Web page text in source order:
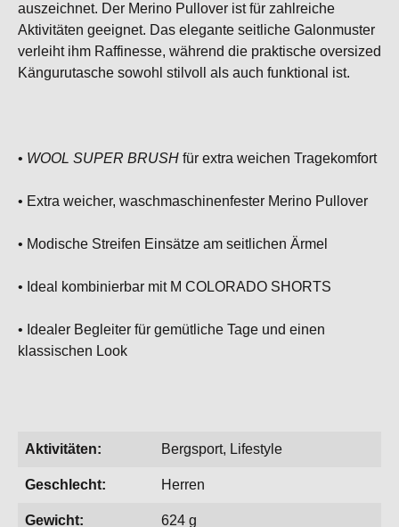
auszeichnet. Der Merino Pullover ist für zahlreiche
Aktivitäten geeignet. Das elegante seitliche Galonmuster
verleiht ihm Raffinesse, während die praktische oversized
Kängurutasche sowohl stilvoll als auch funktional ist.
• WOOL SUPER BRUSH für extra weichen Tragekomfort
• Extra weicher, waschmaschinenfester Merino Pullover
• Modische Streifen Einsätze am seitlichen Ärmel
• Ideal kombinierbar mit M COLORADO SHORTS
• Idealer Begleiter für gemütliche Tage und einen
klassischen Look
Aktivitäten: Bergsport, Lifestyle
Geschlecht: Herren
Gewicht: 624 g